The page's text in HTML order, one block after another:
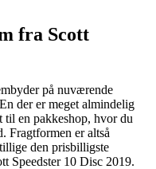
fra Scott
på nuværende
der er meget almindelig
til en pakkeshop, hvor du
Fragtformen er altså
den prisbilligste
Speedster 10 Disc 2019.